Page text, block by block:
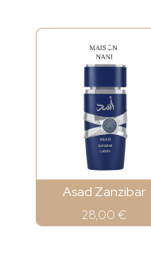
Asad Zanzibar
28,00 €